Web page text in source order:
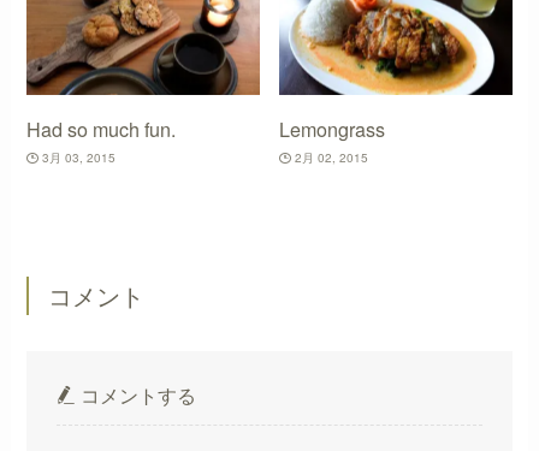
Had so much fun.
3月 03, 2015
Lemongrass
2月 02, 2015
コメント
コメントする